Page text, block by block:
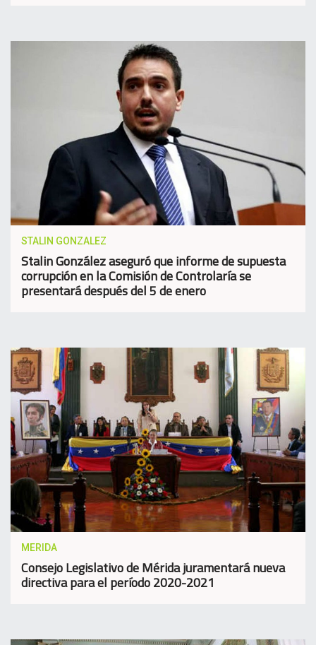
STALIN GONZALEZ
Stalin González aseguró que informe de supuesta
corrupción en la Comisión de Controlaría se
presentará después del 5 de enero
MERIDA
Consejo Legislativo de Mérida juramentará nueva
directiva para el período 2020-2021